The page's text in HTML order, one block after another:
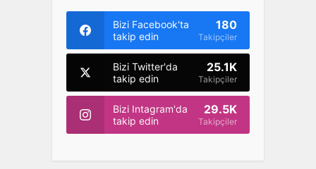
Bizi Facebook'ta
takip edin
180
Takipçiler
Bizi Twitter'da
takip edin
25.1K
Takipçiler
Bizi Intagram'da
takip edin
29.5K
Takipçiler